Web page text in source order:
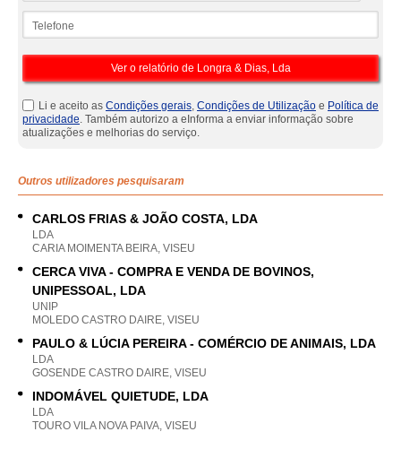
Li e aceito as Condições gerais, Condições de Utilização e Política de
privacidade. Também autorizo a eInforma a enviar informação sobre
atualizações e melhorias do serviço.
Outros utilizadores pesquisaram
CARLOS FRIAS & JOÃO COSTA, LDA
LDA
CARIA MOIMENTA BEIRA, VISEU
CERCA VIVA - COMPRA E VENDA DE BOVINOS,
UNIPESSOAL, LDA
UNIP
MOLEDO CASTRO DAIRE, VISEU
PAULO & LÚCIA PEREIRA - COMÉRCIO DE ANIMAIS, LDA
LDA
GOSENDE CASTRO DAIRE, VISEU
INDOMÁVEL QUIETUDE, LDA
LDA
TOURO VILA NOVA PAIVA, VISEU